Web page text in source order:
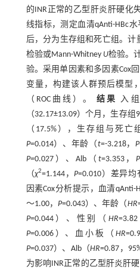
的INR正常的乙型肝炎肝硬化
线指标，测定血清qAnti-HBc
后，分为生存组和死亡组。
检验或Mann-Whitney U检验。
验。采用单因素和多因素Cox
变量，构建该人群预后模型
（ROC曲线）。结果
入
（32.17±13.09）个月，生存
（17.5%），生存组与死
P=0.014）、年龄（t=-3.218，
P=0.027）、Alb（ t=3.353，
（χ2=1.144，P=0.010）差异
因素Cox分析提示，血清qAnti-
～1.00， P=0.043）、年龄（HR
P=0.044）、性别（ HR
P=0.006）、血小板（ HR
P=0.037）、Alb（HR=0.87，
为影响INR正常的乙型肝炎肝